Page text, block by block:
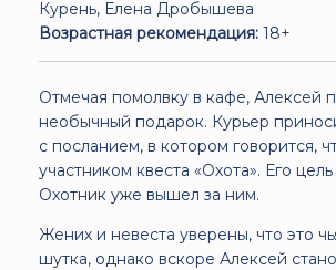
Курень, Елена Дробышева
Возрастная рекомендация: 18+
Отмечая помолвку в кафе, Алексей
необычный подарок. Курьер
с посланием, в котором говорится,
участником квеста «Охота». Его
Охотник уже вышел за ним.
Жених и невеста уверены, что это
шутка, однако вскоре Алексей